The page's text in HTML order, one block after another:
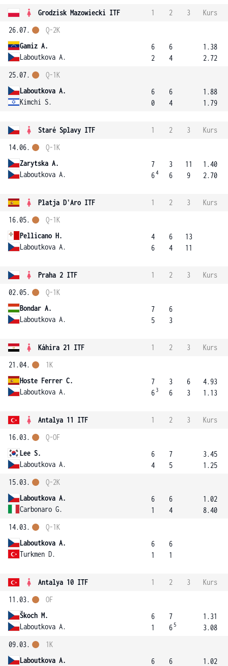
Grodzisk Mazowiecki ITF 1 2 3
Kurs
26.07.
Gamiz A.
Laboutkova A.
Q-2K
6
2
6
4
1.38
2.72
25.07.
Laboutkova A.
Kimchi S.
Q-1K
6
0
6
4
1.88
1.79
Staré Splavy ITF 1 2 3
Kurs
14.06.
Zarytska A.
Laboutkova A.
Q-1K
7
64
3
6
11
9
1.40
2.70
Platja D'Aro ITF 1 2 3
Kurs
16.05.
Pellicano H.
Laboutkova A.
Q-1K
4
6
6
4
13
11
Praha 2 ITF 1 2 3
Kurs
02.05.
Bondar A.
Laboutkova A.
Q-1K
7
5
6
3
Káhira 21 ITF 1 2 3
Kurs
21.04.
Hoste Ferrer C.
Laboutkova A.
1K
7
6 3
3
6
6
3
4.93
1.13
Antalya 11 ITF 1 2 3
Kurs
16.03.
Lee S.
Laboutkova A.
Q-OF
6
4
7
5
3.45
1.25
15.03.
Laboutkova A.
Carbonaro G.
Q-2K
6
1
6
4
1.02
8.40
14.03.
Laboutkova A.
Turkmen D.
Q-1K
6
1
6
1
Antalya 10 ITF 1 2 3
Kurs
11.03.
Škoch M.
Laboutkova A.
OF
6
1
7
6 5
1.31
3.08
09.03.
Laboutkova A.
1K
6
6
1.02